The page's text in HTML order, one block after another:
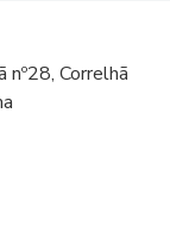
nº28, Correlhã